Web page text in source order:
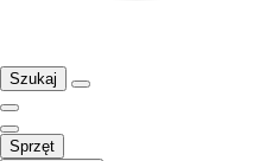
Szukaj
Sprzęt